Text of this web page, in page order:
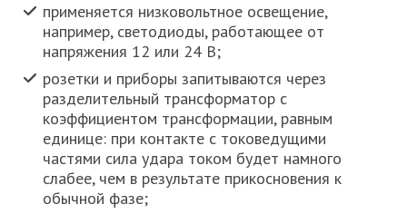
применяется низковольтное освещение,
например, светодиоды, работающее от
напряжения 12 или 24 В;
розетки и приборы запитываются через
разделительный трансформатор с
коэффициентом трансформации, равным
единице: при контакте с токоведущими
частями сила удара током будет намного
слабее, чем в результате прикосновения к
обычной фазе;